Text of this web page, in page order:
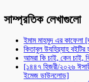
সাম্প্রতিক লেখাগুলো
ইমাম মাহমুদ এর কাফেলা
কিতাবুল উযহিয়্যাহ
আমরা কি চাই, কেন চাই,
[১৪৪৭ হিজরী/২০২৬
ইমেজ ডাউনলোড]